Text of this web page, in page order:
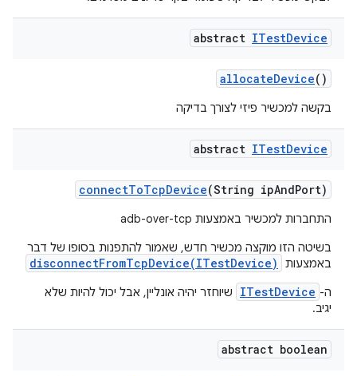
abstract ITestDevice
allocateDevice()
בקשה למכשיר פיזי לצורך בדיקה
abstract ITestDevice
connectToTcpDevice(String ipAndPort)
התחברות למכשיר באמצעות adb-over-tcp
בשיטה הזו מוקצה מכשיר חדש, שאמור להתפנות בסופו של דבר
באמצעות
disconnectFromTcpDevice(ITestDevice)
ה- ITestDevice
שיוחזר יהיה אונליין, אבל יכול להיות שלא
יגיב.
abstract boolean